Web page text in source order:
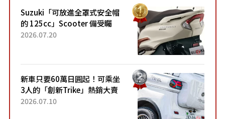
Suzuki「可放進全罩式安全帽
的 125cc」Scooter 備受矚
目！採用全新流線設計與各項
2026.07.20
新車只要60萬日圓起！可乘坐
3人的「創新Trike」熱銷大賣
成為人氣車款！「養車成本真
2026.07.10